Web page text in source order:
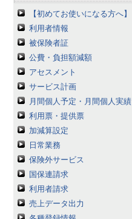
【初めてお使いになる方へ】
利用者情報
被保険者証
公費・負担額減額
アセスメント
サービス計画
月間個人予定・月間個人実績
利用票・提供票
加減算設定
日常業務
保険外サービス
国保連請求
利用者請求
売上データ出力